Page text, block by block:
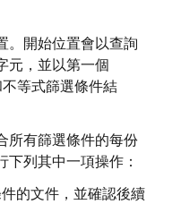
。開始位置會以查詢
元，並以第一個
等式篩選條件結
所有篩選條件的每份
列其中一項操作：
的文件，並確認後續